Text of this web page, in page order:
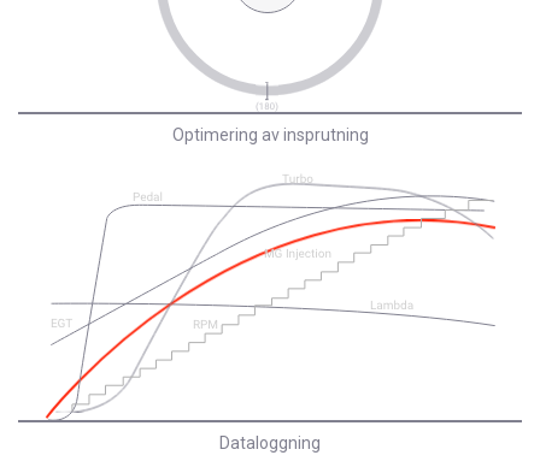
Optimering av insprutning
Dataloggning